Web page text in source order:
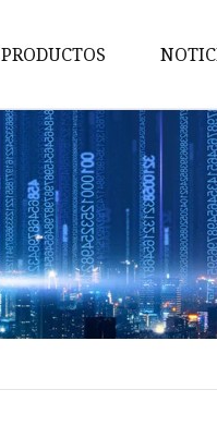
PRODUCTOS
Molde de silicona
Molde de fundición a
Molde de inyección 2K
Servicio de mecanizado
Molde de inyección de
Fabricación de chapa y